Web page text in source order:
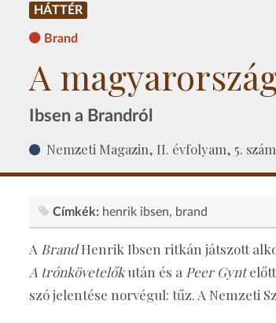
HÁTTÉR
Brand
A
Ibsen a Brandról
Nemzeti Magazin, II. évfolyam, 5. szám
Címkék: henrik ibsen brand
A BrandHenrik Ibsen ritkán játszott
A trónkövetelőkután és a Peer Gyntelőtt
szó jelentése norvégul: tűz. A Nemzeti